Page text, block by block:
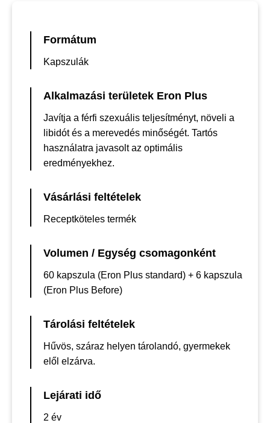
Formátum
Kapszulák
Alkalmazási területek Eron Plus
Javítja a férfi szexuális teljesítményt, növeli a
libidót és a merevedés minőségét. Tartós
használatra javasolt az optimális
eredményekhez.
Vásárlási feltételek
Receptköteles termék
Volumen / Egység csomagonként
60 kapszula (Eron Plus standard) + 6 kapszula
(Eron Plus Before)
Tárolási feltételek
Hűvös, száraz helyen tárolandó, gyermekek
elől elzárva.
Lejárati idő
2 év